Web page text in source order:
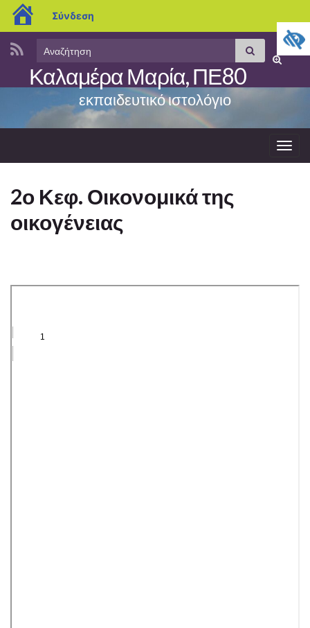
blogs.sch.gr
Σύνδεση
Search
Αναζήτηση
Καλαμέρα Μαρία, ΠΕ80
εκπαιδευτικό ιστολόγιο
2ο Κεφ. Οικονομικά της
οικογένειας